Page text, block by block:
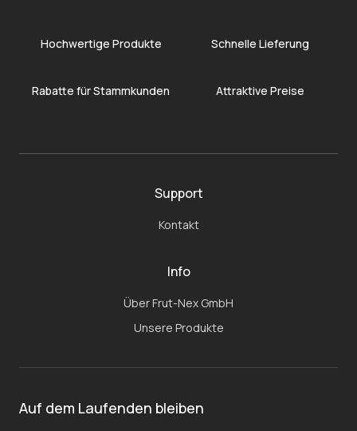
Hochwertige Produkte Schnelle Lieferung
Rabatte für Stammkunden Attraktive Preise
Support
Kontakt
Info
Über Frut-Nex GmbH
Unsere Produkte
Auf dem Laufenden bleiben